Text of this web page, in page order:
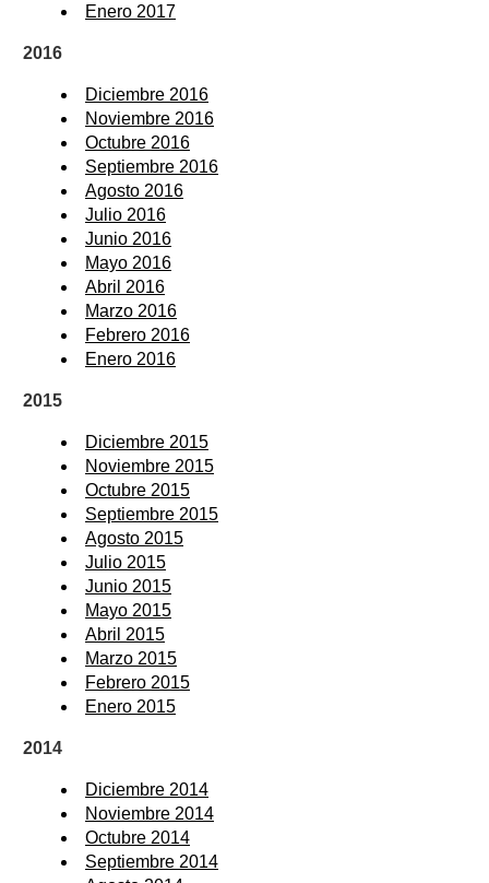
Enero 2017
2016
Diciembre 2016
Noviembre 2016
Octubre 2016
Septiembre 2016
Agosto 2016
Julio 2016
Junio 2016
Mayo 2016
Abril 2016
Marzo 2016
Febrero 2016
Enero 2016
2015
Diciembre 2015
Noviembre 2015
Octubre 2015
Septiembre 2015
Agosto 2015
Julio 2015
Junio 2015
Mayo 2015
Abril 2015
Marzo 2015
Febrero 2015
Enero 2015
2014
Diciembre 2014
Noviembre 2014
Octubre 2014
Septiembre 2014